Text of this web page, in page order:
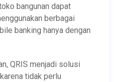
bangunan dapat
berbagai
banking hanya dengan
QRIS menjadi solusi
tidak perlu